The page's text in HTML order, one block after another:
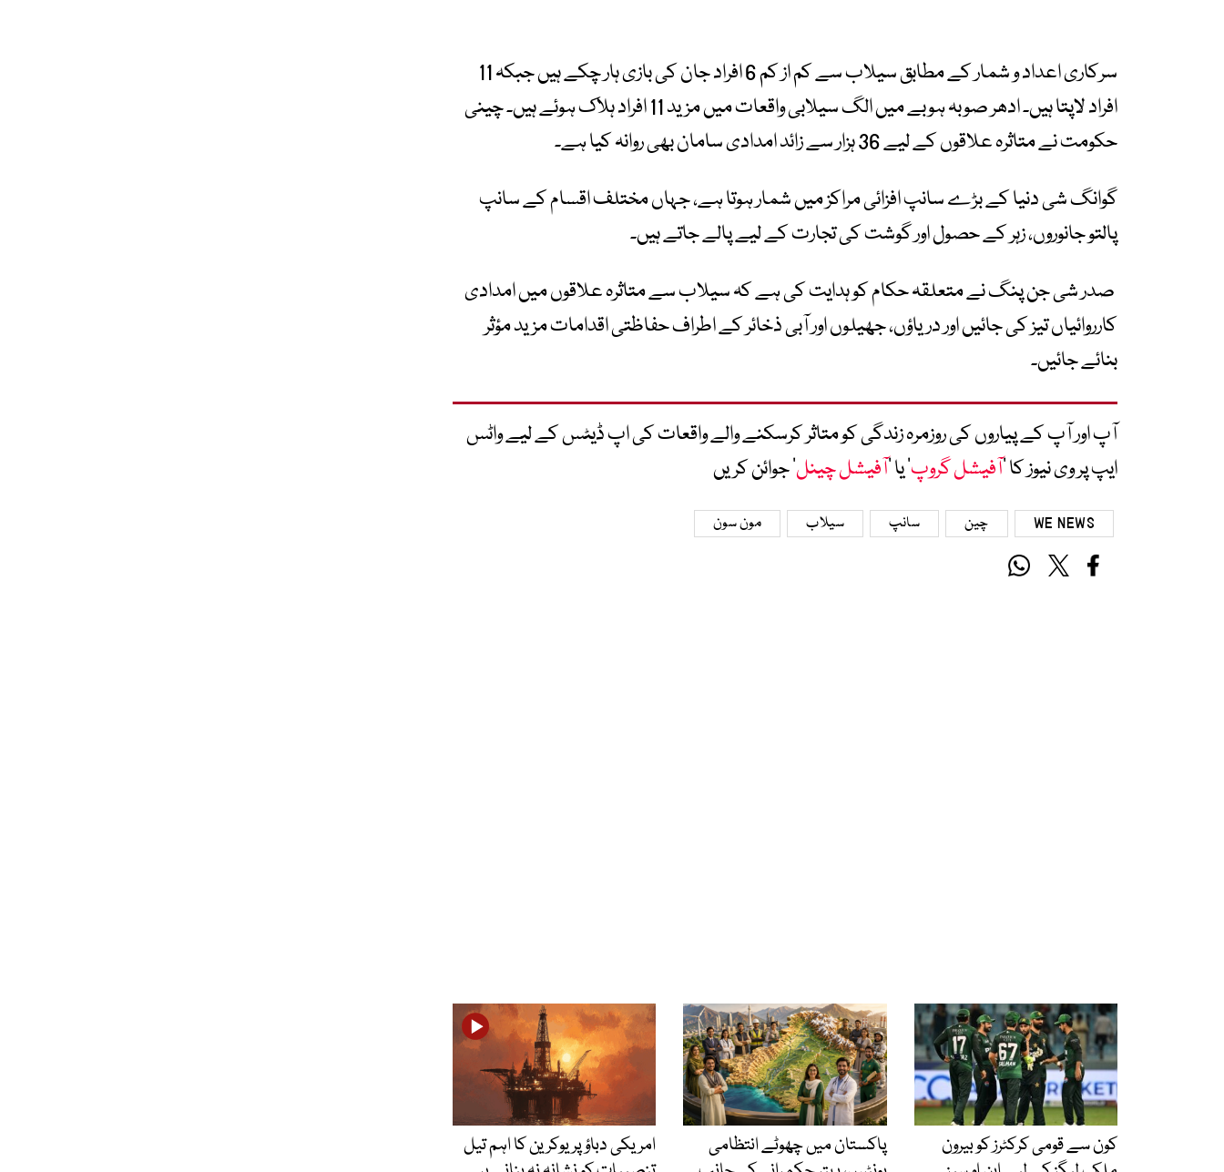
سرکاری اعداد و شمار کے مطابق سیلاب سے کم از کم 6 افراد جان کی بازی ہار چکے ہیں جبکہ 11
افراد لاپتا ہیں۔ ادھر صوبہ ہوبے میں الگ سیلابی واقعات میں مزید 11 افراد ہلاک ہوئے ہیں۔ چینی
حکومت نے متاثرہ علاقوں کے لیے 36 ہزار سے زائد امدادی سامان بھی روانہ کیا ہے۔
گوانگ شی دنیا کے بڑے سانپ افزائی مراکز میں شمار ہوتا ہے، جہاں مختلف اقسام کے سانپ
پالتو جانوروں، زہر کے حصول اور گوشت کی تجارت کے لیے پالے جاتے ہیں۔
صدر شی جن پنگ نے متعلقہ حکام کو ہدایت کی ہے کہ سیلاب سے متاثرہ علاقوں میں امدادی
کارروائیاں تیز کی جائیں اور دریاؤں، جھیلوں اور آبی ذخائر کے اطراف حفاظتی اقدامات مزید مؤثر
بنائے جائیں۔
آپ اور آپ کے پیاروں کی روزمرہ زندگی کو متاثر کرسکنے والے واقعات کی اپ ڈیٹس کے لیے واٹس
ایپ پر وی نیوز کا ’آفیشل گروپ‘ یا ’آفیشل چینل‘ جوائن کریں
WE NEWS چین سانپ سیلاب مون سون
کون سے قومی کرکٹرز کو بیرون
پاکستان میں چھوٹے انتظامی
امریکی دباؤ پر یوکرین کا اہم تیل